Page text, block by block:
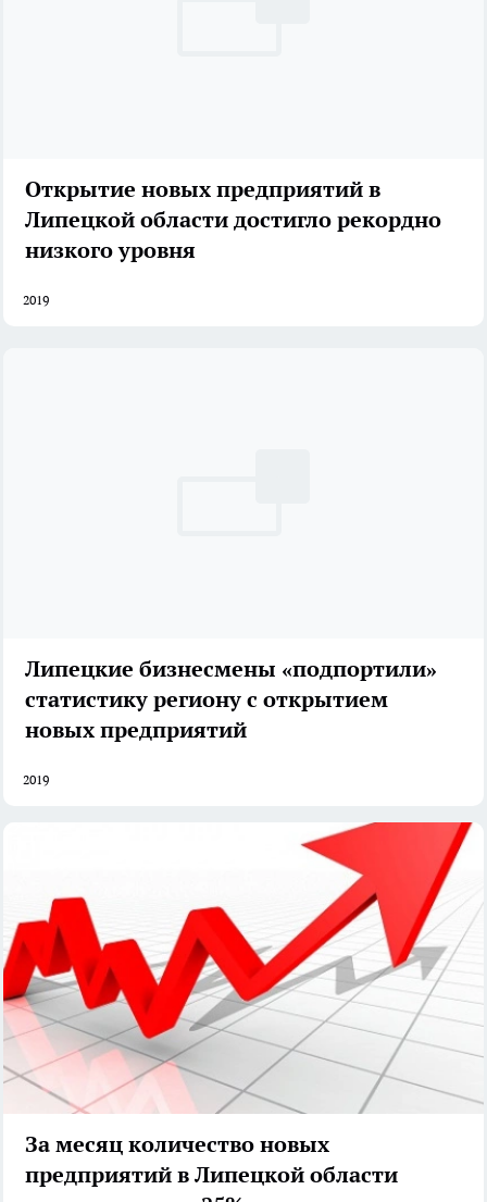
Открытие новых предприятий в
Липецкой области достигло рекордно
низкого уровня
2019
Липецкие бизнесмены «подпортили»
статистику региону с открытием
новых предприятий
2019
За месяц количество новых
предприятий в Липецкой области